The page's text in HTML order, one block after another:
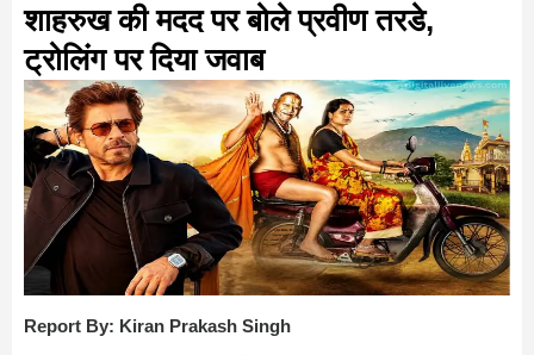
शाहरुख की मदद पर बोले प्रवीण तरडे,
ट्रोलिंग पर दिया जवाब
Report By: Kiran Prakash Singh